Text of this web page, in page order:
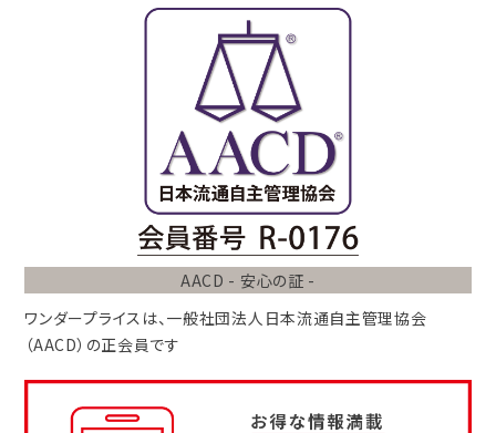
AACD - 安心の証 -
ワンダープライスは、一般社団法人 日本流通自主管理協会
（AACD） の正会員です